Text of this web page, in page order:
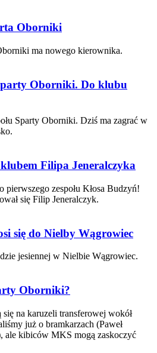
Oborniki
ma nowego kierownika.
Oborniki. Do klubu
Sparty Oborniki. Dziś ma zagrać w
Filipa Jeneralczyka
zespołu Kłosa Budzyń!
się Filip Jeneralczyk.
się do Nielby Wągrowiec
jesiennej w Nielbie Wągrowiec.
Oborniki?
na karuzeli transferowej wokół
już o bramkarzach (Paweł
ale kibiców MKS mogą zaskoczyć